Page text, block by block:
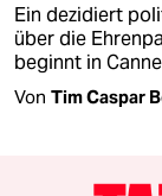
Ein dezidiert
über die
beginnt in
Von Tim Caspar